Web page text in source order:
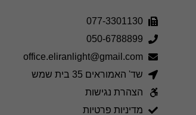
077-3301130
050-6788899
office.eliranlight@gmail.com
שד' האמוראים 35 בית שמש
הצהרת נגישות
מדיניות פרטיות